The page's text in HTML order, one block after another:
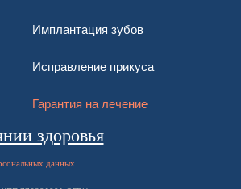
Имплантация зубов
Исправление прикуса
Гарантия на лечение
здоровья
данных